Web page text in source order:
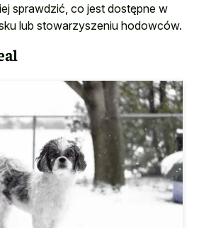
sprawdzić, co jest dostępne w
lub stowarzyszeniu hodowców.